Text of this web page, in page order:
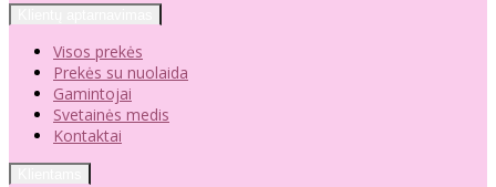
Visos prekės
Prekės su nuolaida
Gamintojai
Svetainės medis
Kontaktai